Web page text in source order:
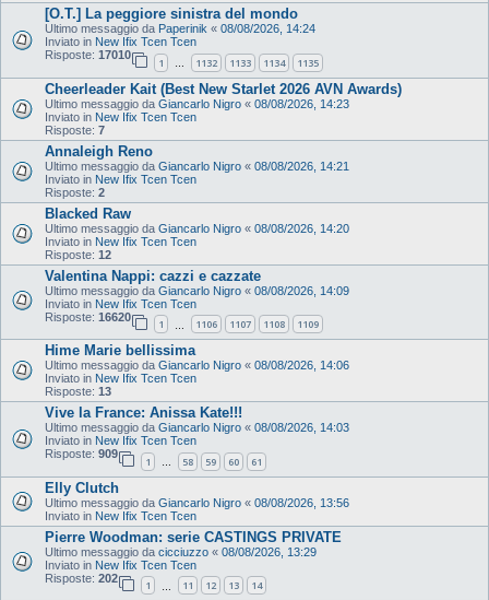
[O.T.] La peggiore sinistra del mondo
Ultimo messaggio da Paperinik « 08/08/2026, 14:24
Inviato in New Ifix Tcen Tcen
Risposte: 17010
1 … 1132 1133 1134 1135
Cheerleader Kait (Best New Starlet 2026 AVN Awards)
Ultimo messaggio da Giancarlo Nigro « 08/08/2026, 14:23
Inviato in New Ifix Tcen Tcen
Risposte: 7
Annaleigh Reno
Ultimo messaggio da Giancarlo Nigro « 08/08/2026, 14:21
Inviato in New Ifix Tcen Tcen
Risposte: 2
Blacked Raw
Ultimo messaggio da Giancarlo Nigro « 08/08/2026, 14:20
Inviato in New Ifix Tcen Tcen
Risposte: 12
Valentina Nappi: cazzi e cazzate
Ultimo messaggio da Giancarlo Nigro « 08/08/2026, 14:09
Inviato in New Ifix Tcen Tcen
Risposte: 16620
1 1106 1107 1108 1109
Hime Marie bellissima
Ultimo messaggio da Giancarlo Nigro « 08/08/2026, 14:06
Inviato in New Ifix Tcen Tcen
Risposte: 13
Vive la France: Anissa Kate!!!
Ultimo messaggio da Giancarlo Nigro « 08/08/2026, 14:03
Inviato in New Ifix Tcen Tcen
Risposte: 909
1 … 58 59 60 61
Elly Clutch
Ultimo messaggio da Giancarlo Nigro « 08/08/2026, 13:56
Inviato in New Ifix Tcen Tcen
Pierre Woodman: serie CASTINGS PRIVATE
Ultimo messaggio da cicciuzzo « 08/08/2026, 13:29
Inviato in New Ifix Tcen Tcen
Risposte: 202
1 11 12 13 14